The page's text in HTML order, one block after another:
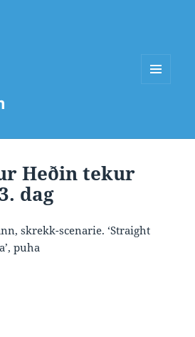
Heðin tekur
dag
skrekk-scenarie. ‘Straight
puha